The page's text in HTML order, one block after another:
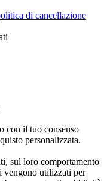
di cancellazione
con il tuo consenso
personalizzata.
sul loro comportamento
vengono utilizzati per